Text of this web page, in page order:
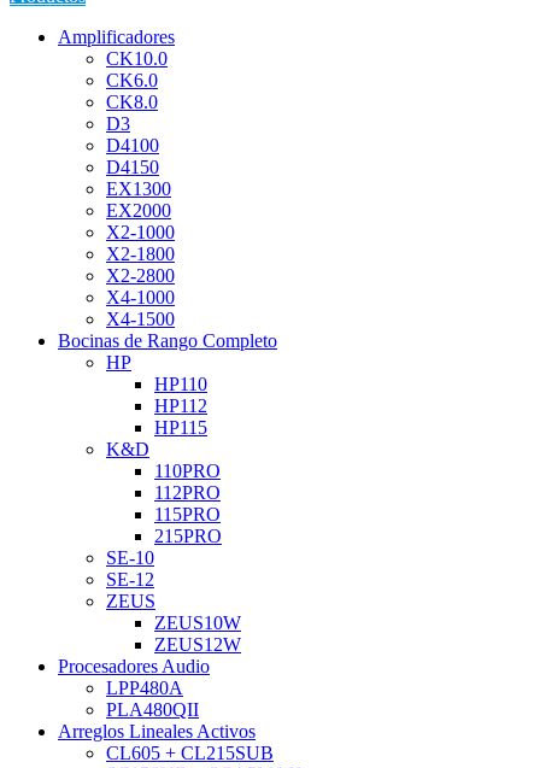
Amplificadores
CK10.0
CK6.0
CK8.0
D3
D4100
D4150
EX1300
EX2000
X2-1000
X2-1800
X2-2800
X4-1000
X4-1500
Bocinas de Rango Completo
HP
HP110
HP112
HP115
K&D
110PRO
112PRO
115PRO
215PRO
SE-10
SE-12
ZEUS
ZEUS10W
ZEUS12W
Procesadores Audio
LPP480A
PLA480QII
Arreglos Lineales Activos
CL605 + CL215SUB